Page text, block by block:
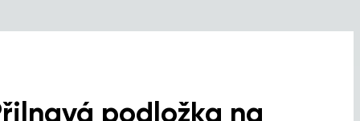
podložka na